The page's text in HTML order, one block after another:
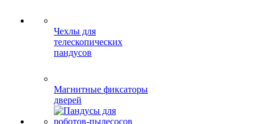
Чехлы для
телескопических
пандусов
Магнитные фиксаторы
дверей